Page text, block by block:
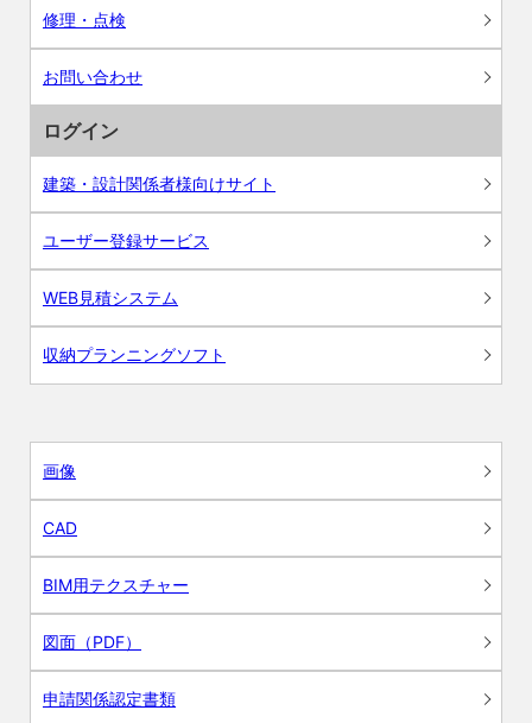
修理・点検
お問い合わせ
ログイン
建築・設計関係者様向けサイト
ユーザー登録サービス
WEB見積システム
収納プランニングソフト
画像
CAD
BIM用テクスチャー
図面（PDF）
申請関係認定書類